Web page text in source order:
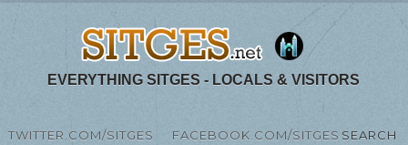
EVERYTHING SITGES - LOCALS & VISITORS
TWITTER.COM/SITGES FACEBOOK.COM/SITGES SEARCH